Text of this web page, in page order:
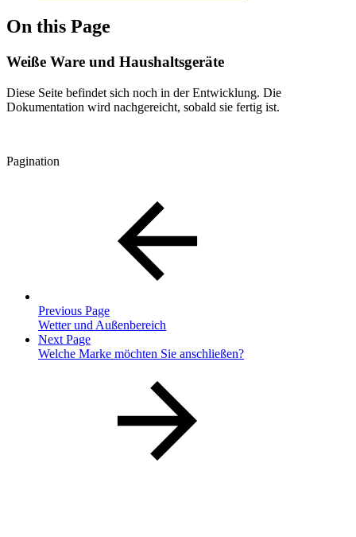
On this Page
Weiße Ware und Haushaltsgeräte
Diese Seite befindet sich noch in der Entwicklung. Die
Dokumentation wird nachgereicht, sobald sie fertig ist.
Pagination
Previous Page
Wetter und Außenbereich
Next Page
Welche Marke möchten Sie anschließen?